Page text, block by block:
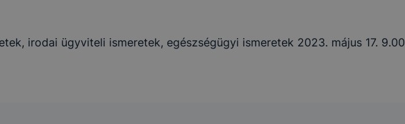
irodai ügyviteli ismeretek, egészségügyi ismeretek 2023. május 17. 9.00